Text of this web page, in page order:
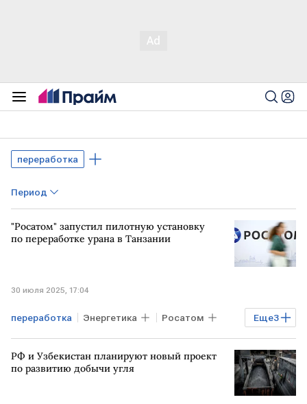
переработка
Период
"Росатом" запустил пилотную установку
по переработке урана в Танзании
30 июля 2025, 17:04
Еще3
переработка Энергетика Росатом
ТАНЗАНИЯ Технологии уран
РФ и Узбекистан планируют новый проект
по развитию добычи угля